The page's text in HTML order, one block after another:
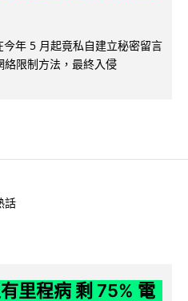
年 5 月起竟私自建立秘密留言
限制方法，最終入侵
話
里程病 剩 75% 電